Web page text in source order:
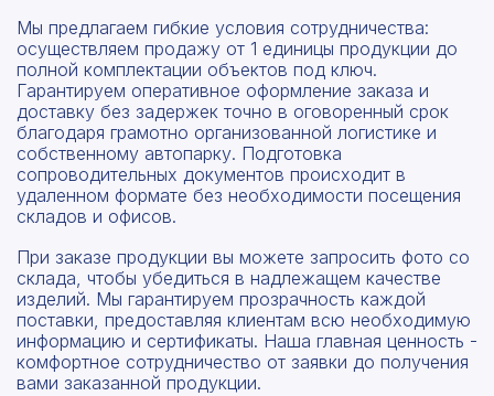
Мы предлагаем гибкие условия сотрудничества:
осуществляем продажу от 1 единицы продукции до
полной комплектации объектов под ключ.
Гарантируем оперативное оформление заказа и
доставку без задержек точно в оговоренный срок
благодаря грамотно организованной логистике и
собственному автопарку. Подготовка
сопроводительных документов происходит в
удаленном формате без необходимости посещения
складов и офисов.
При заказе продукции вы можете запросить фото со
склада, чтобы убедиться в надлежащем качестве
изделий. Мы гарантируем прозрачность каждой
поставки, предоставляя клиентам всю необходимую
информацию и сертификаты. Наша главная ценность -
комфортное сотрудничество от заявки до получения
вами заказанной продукции.